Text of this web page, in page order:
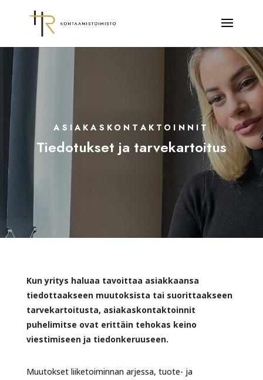
ASIAKASKONTAKTOINNIT
Tiedotukset ja tarvekartoitus
Kun yritys haluaa tavoittaa asiakkaansa
tiedottaakseen muutoksista tai suorittaakseen
tarvekartoitusta, asiakaskontaktoinnit
puhelimitse ovat erittäin tehokas keino
viestimiseen ja tiedonkeruuseen.
Muutokset liiketoiminnan arjessa, tuote- ja